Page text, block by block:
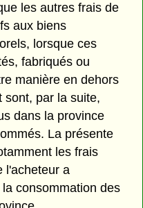
les autres frais de
aux biens
lorsque ces
fabriqués ou
manière en dehors
sont, par la suite,
dans la province
La présente
les frais
l'acheteur a
consommation des